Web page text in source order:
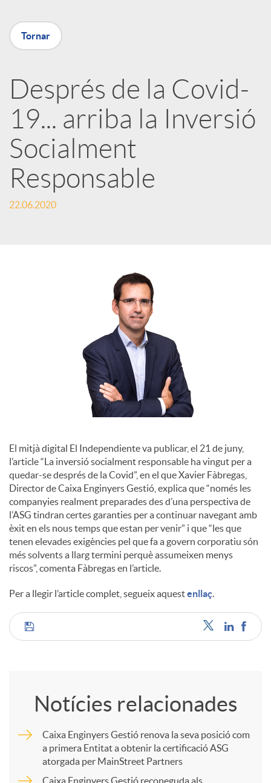
X
r
x
e
s
l
s
Tornar
Després de la Covid-
19... arriba la Inversió
Socialment
Responsable
22.06.2020
El mitjà digital El Independiente va publicar, el 21 de juny,
l’article “La inversió socialment responsable ha vingut per a
quedar-se després de la Covid”, en el que Xavier Fàbregas,
Director de Caixa Enginyers Gestió, explica que “només les
companyies realment preparades des d’una perspectiva de
l’ASG tindran certes garanties per a continuar navegant amb
èxit en els nous temps que estan per venir” i que “les que
tenen elevades exigències pel que fa a govern corporatiu són
més solvents a llarg termini perquè assumeixen menys
riscos”, comenta Fàbregas en l’article.
Per a llegir l’article complet, segueix aquestenllaç.
C
m
Notícies relacionades
Caixa Enginyers Gestió renova la seva posició com
a primera Entitat a obtenir la certificació ASG
atorgada per MainStreet Partners
Caixa Enginyers Gestió reconeguda als